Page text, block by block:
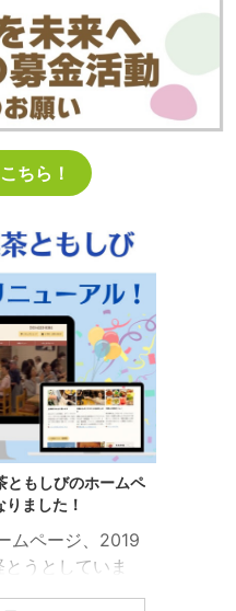
ちら！
もしびのホームペ
ました！
ムページ、2019
うとしていま
「歌声喫茶とも